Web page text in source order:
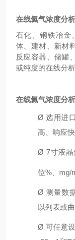
在线氦气浓度分
石化、钢铁冶金
体、建材 、新材
反应容器、储罐
或纯度的在线分析
在线氦气浓度分
Ø选用进
高、响应
Ø 7寸液
位%、mg/
Ø 测量数
以列表或
Ø可任意